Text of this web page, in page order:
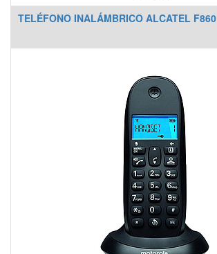
TELÉFONO INALÁMBRICO ALCATEL F860